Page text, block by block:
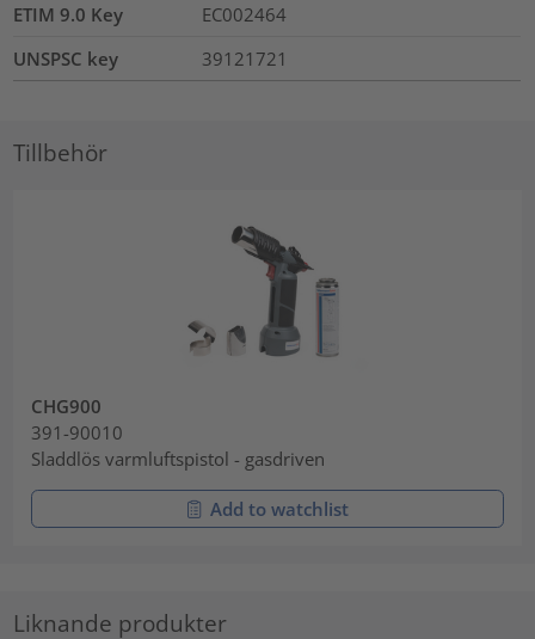
ETIM 9.0 Key
EC002464
UNSPSC key
39121721
Tillbehör
CHG900
391-90010
Sladdlös varmluftspistol - gasdriven
Add to watchlist
Liknande produkter